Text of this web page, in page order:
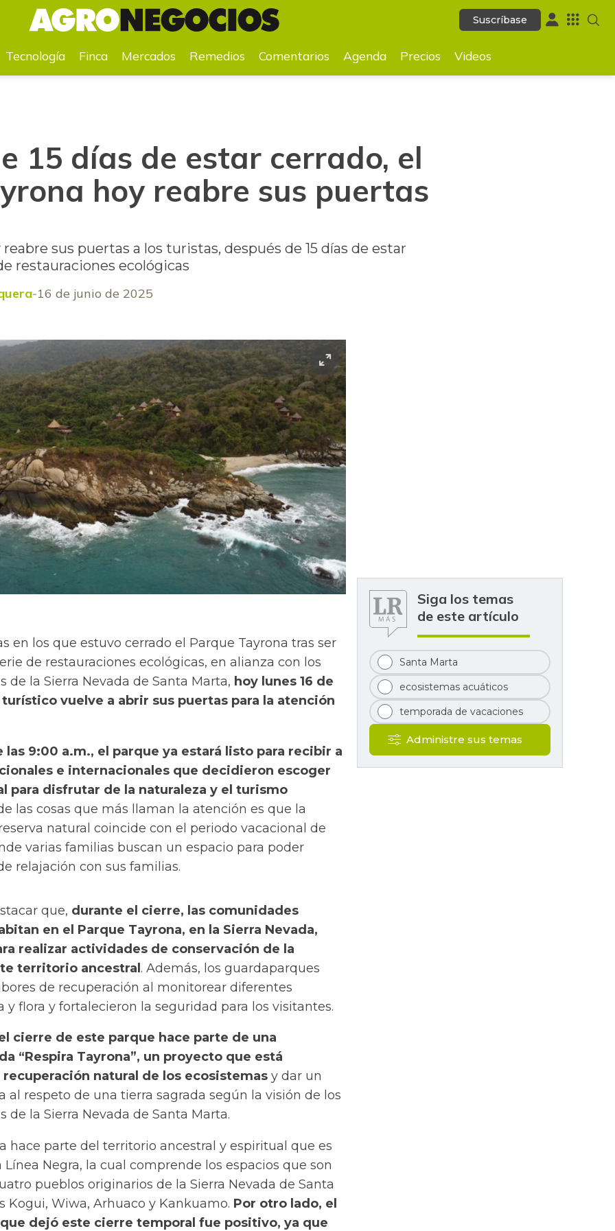
Suscríbase
Tayrona hoy reabre sus puertas al público
Suscríbase
Tecnología Finca Mercados Remedios Comentarios Agenda Precios Videos
15 días de estar cerrado, el
hoy reabre sus puertas
sus puertas a los turistas, después de 15 días de estar
restauraciones ecológicas
16 de junio de 2025
en los que estuvo cerrado el Parque Tayrona tras ser
de restauraciones ecológicas, en alianza con los
de la Sierra Nevada de Santa Marta, hoy lunes 16 de
vuelve a abrir sus puertas para la atención
las 9:00 a.m., el parque ya estará listo para recibir a
e internacionales que decidieron escoger
para disfrutar de la naturaleza y el turismo
las cosas que más llaman la atención es que la
natural coincide con el periodo vacacional de
varias familias buscan un espacio para poder
relajación con sus familias.
que, durante el cierre, las comunidades
en el Parque Tayrona, en la Sierra Nevada,
realizar actividades de conservación de la
territorio ancestral. Además, los guardaparques
de recuperación al monitorear diferentes
y flora y fortalecieron la seguridad para los visitantes.
cierre de este parque hace parte de una
“Respira Tayrona”, un proyecto que está
recuperación natural de los ecosistemas y dar un
al respeto de una tierra sagrada según la visión de los
de la Sierra Nevada de Santa Marta.
hace parte del territorio ancestral y espiritual que es
Negra, la cual comprende los espacios que son
pueblos originarios de la Sierra Nevada de Santa
Kogui, Wiwa, Arhuaco y Kankuamo. Por otro lado, el
dejó este cierre temporal fue positivo, ya que
Siga los temas
de este artículo
Santa Marta
ecosistemas acuáticos
temporada de vacaciones
Administre sus temas